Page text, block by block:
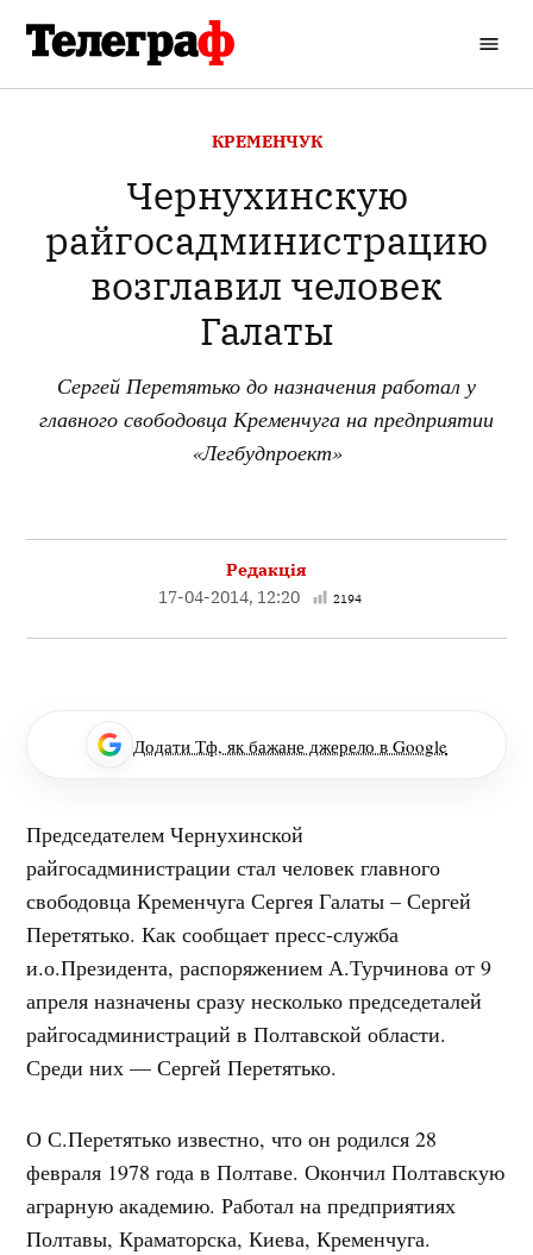
вмісту
Телеграф
ОПУБЛІКОВАНО
КРЕМЕНЧУК
Чернухинскую
райгосадминистрацию
возглавил человек
Галаты
Сергей Перетятько до назначения работал у
главного свободовца Кременчуга на предприятии
«Легбудпроект»
Редакція
17-04-2014, 12:20
2194
Додати Тф, як бажане джерело в Google
Председателем Чернухинской
райгосадминистрации стал человек главного
свободовца Кременчуга Сергея Галаты – Сергей
Перетятько. Как сообщает пресс-служба
и.о.Президента, распоряжением А.Турчинова от 9
апреля назначены сразу несколько председеталей
райгосадминистраций в Полтавской области.
Среди них — Сергей Перетятько.
О С.Перетятько известно, что он родился 28
февраля 1978 года в Полтаве. Окончил Полтавскую
аграрную академию. Работал на предприятиях
Полтавы, Краматорска, Киева, Кременчуга.